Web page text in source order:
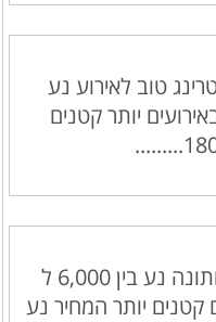
טוב לאירוע נע
למנה באירועים יותר קטנים
מחיר ממוצע לצילום חתונה נע בין 6,000 ל
קטנים יותר המחיר נע